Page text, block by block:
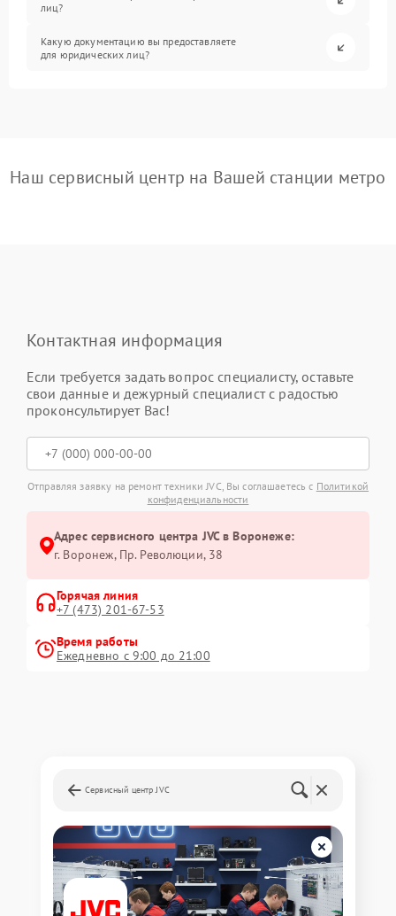
лиц?
Какую документацию вы предоставляете
для юридических лиц?
Наш сервисный центр на Вашей станции метро
Контактная информация
Если требуется задать вопрос специалисту, оставьте
свои данные и дежурный специалист с радостью
проконсультирует Вас!
Отправляя заявку на ремонт техники JVC, Вы соглашаетесь с Политикой
конфиденциальности
Адрес сервисного центра JVC в Воронеже:
г. Воронеж, Пр. Революции, 38
Горячая линия
+7 (473) 201-67-53
Время работы
Ежедневно с 9:00 до 21:00
Сервисный центр JVC